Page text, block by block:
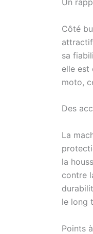
Un
Côté
sa
elle est
moto,
Des
La
la
contre
le long
Points